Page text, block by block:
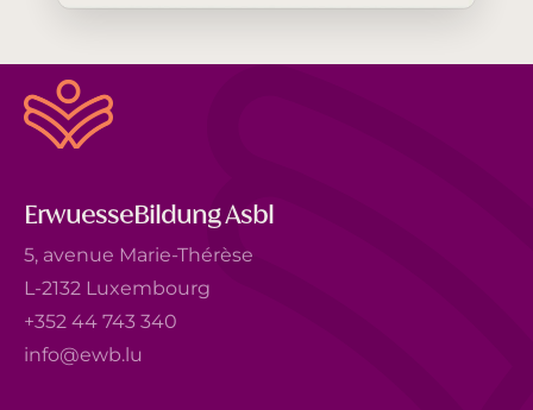
ErwuesseBildung Asbl
5, avenue Marie-Thérèse
L-2132 Luxembourg
+352 44 743 340
info@ewb.lu